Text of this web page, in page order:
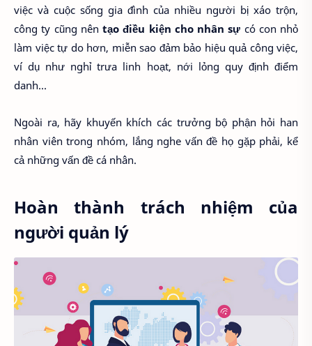
việc và cuộc sống gia đình của nhiều người bị xáo trộn,
công ty cũng nên tạo điều kiện cho nhân sự có con nhỏ
làm việc tự do hơn, miễn sao đảm bảo hiệu quả công việc,
ví dụ như nghỉ trưa linh hoạt, nới lỏng quy định điểm
danh...
Ngoài ra, hãy khuyến khích các trưởng bộ phận hỏi han
nhân viên trong nhóm, lắng nghe vấn đề họ gặp phải, kể
cả những vấn đề cá nhân.
Hoàn thành trách nhiệm của
người quản lý